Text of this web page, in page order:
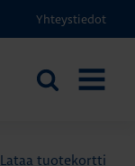
Yhteystiedot
Etsi
Lataa tuotekortti